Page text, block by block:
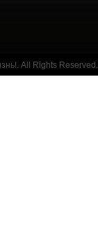
All Rights Reserved.